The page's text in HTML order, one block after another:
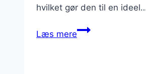
hvilket gør den til en
Læs mereBønnesalat